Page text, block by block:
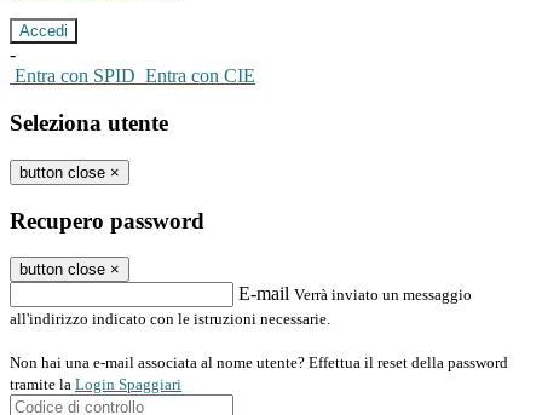
-
Entra con SPID Entra con CIE
Seleziona utente
button close ×
Recupero password
button close ×
E-mail Verrà inviato un messaggio
all'indirizzo indicato con le istruzioni necessarie.
Non hai una e-mail associata al nome utente? Effettua il reset della password
tramite la Login Spaggiari